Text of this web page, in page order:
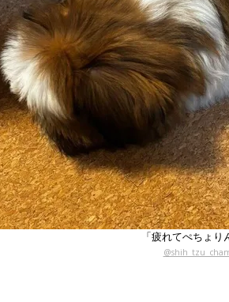
「疲れてぺちょり